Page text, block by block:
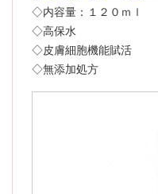
◇内容量：１２０ｍｌ
◇高保水
◇皮膚細胞機能賦活
◇無添加処方